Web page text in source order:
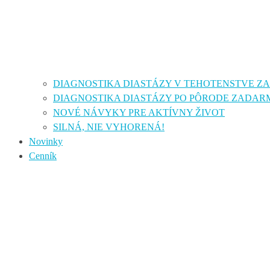
DIAGNOSTIKA DIASTÁZY V TEHOTENSTVE
DIAGNOSTIKA DIASTÁZY PO PÔRODE
NOVÉ NÁVYKY PRE AKTÍVNY ŽIVOT
SILNÁ, NIE VYHORENÁ!
Novinky
Cenník